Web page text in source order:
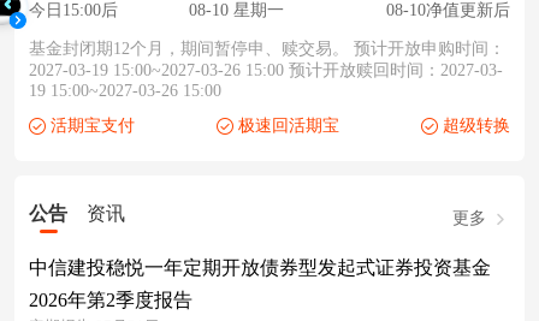
今日15:00后 08-10 星期一 08-10净值更新后
基金封闭期12个月，期间暂停申、赎交易。 预计开放申购时间：
2027-03-19 15:00~2027-03-26 15:00 预计开放赎回时间：2027-03-
19 15:00~2027-03-26 15:00
活期宝支付
极速回活期宝 超级转换
公告 资讯 更多
中信建投稳悦一年定期开放债券型发起式证券投资基金
2026年第2季度报告